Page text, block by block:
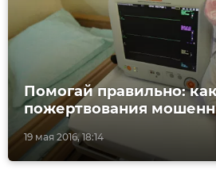
19 мая 2016, 18:14
Помогай правильно:
пожертвования